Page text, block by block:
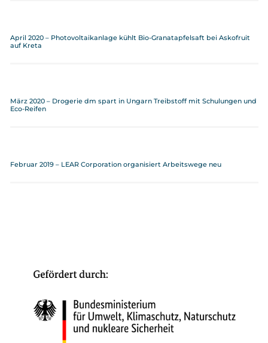
April 2020 – Photovoltaikanlage kühlt Bio-Granatapfelsaft bei Askofruit
auf Kreta
März 2020 – Drogerie dm spart in Ungarn Treibstoff mit Schulungen und
Eco-Reifen
Februar 2019 – LEAR Corporation organisiert Arbeitswege neu